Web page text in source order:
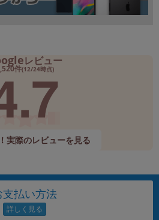
レビュー
件(12/24時点)
実際のレビューを見る
支払い方法